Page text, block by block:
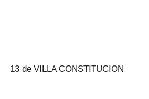
13 de VILLA CONSTITUCION